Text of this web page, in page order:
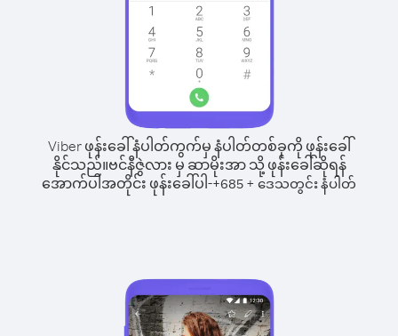
Viber ဖုန်းခေါ်နံပါတ်ကွက်မှ နံပါတ်တစ်ခုကို ဖုန်းခေါ်
နိုင်သည်။ဗင်နီဇွဲလား မှ ဆာမိုးအာ သို့ ဖုန်းခေါ်ဆိုရန်
အောက်ပါအတိုင်း ဖုန်းခေါ်ပါ-+685 + ဒေသတွင်း နံပါတ်